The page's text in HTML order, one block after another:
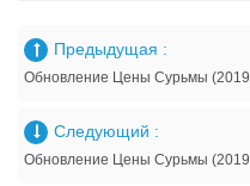
Предыдущая :
Обновление Цены Сурьмы
Следующий :
Обновление Цены Сурьмы